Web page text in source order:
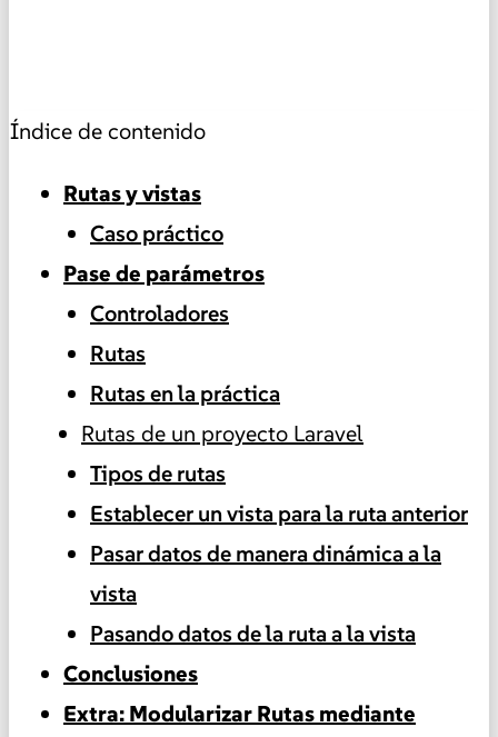
Índice de contenido
Rutas y vistas
Caso práctico
Pase de parámetros
Controladores
Rutas
Rutas en la práctica
Rutas de un proyecto Laravel
Tipos de rutas
Establecer un vista para la ruta anterior
Pasar datos de manera dinámica a la
vista
Pasando datos de la ruta a la vista
Conclusiones
Extra: Modularizar Rutas mediante